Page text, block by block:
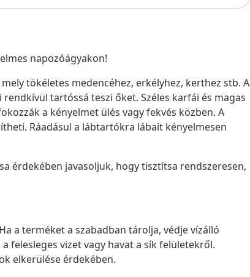
napozóágyakon!
tökéletes medencéhez, erkélyhez, kerthez stb. A
tartóssá teszi őket. Széles karfái és magas
a kényelmet ülés vagy fekvés közben. A
Ráadásul a lábtartókra lábait kényelmesen
érdekében javasoljuk, hogy tisztítsa rendszeresen,
a terméket a szabadban tárolja, védje vízálló
felesleges vizet vagy havat a sík felületekről.
elkerülése érdekében.